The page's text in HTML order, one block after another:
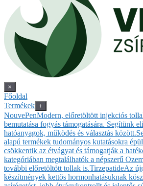
×
Főoldal
Termékek +
NouvePenModern, előretöltött injekciós
bemutatása fogyás támogatására. Segítünk
hatóanyagok, működés és választás között.
alapú termékek tudományos kutatásokra
csökkentik az étvágyat és támogatják a
kategóriában megtalálhatók a népszerű
további előretöltött tollak is.TirzepatideAz
készítmények kettős hormonhatásuknak